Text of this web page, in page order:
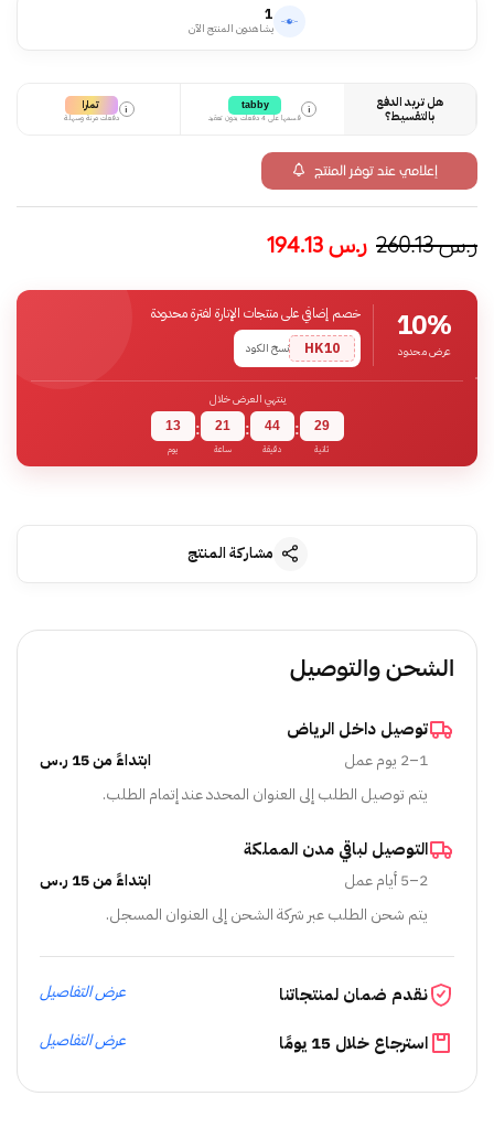
1
يشاهدون المنتج الآن
هل تريد الدفع
بالتقسيط؟
i
tabby
قسمها على 4 دفعات بدون تعقيد
i تمارا
دفعات مرنة وسهلة
إعلامي عند توفر المنتج
ر.س260.13 ر.س
10%
عرض محدود
خصم إضافي على منتجات الإنارة لفترة محدودة
HK10
نسخ الكود
ينتهي العرض خلال
13
يوم
: 21
ساعة
: 44
دقيقة
: 28
ثانية
مشاركة المنتج
الشحن والتوصيل
توصيل داخل الرياض
1–2 يوم عمل
ابتداءً من 15 ر.س
يتم توصيل الطلب إلى العنوان المحدد عند إتمام الطلب.
التوصيل لباقي مدن المملكة
2–5 أيام عمل
ابتداءً من 15 ر.س
يتم شحن الطلب عبر شركة الشحن إلى العنوان المسجل.
نقدم ضمان لمنتجاتنا عرض التفاصيل
استرجاع خلال 15 يومًا عرض التفاصيل